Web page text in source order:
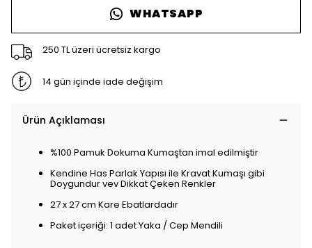
WHATSAPP
250 TL üzeri ücretsiz kargo
14 gün içinde iade değişim
Ürün Açıklaması
%100 Pamuk Dokuma Kumaştan imal edilmiştir
Kendine Has Parlak Yapısı ile Kravat Kumaşı gibi
Doygundur vev Dikkat Çeken Renkler
27 x 27 cm Kare Ebatlardadır
Paket içeriği: 1 adet Yaka / Cep Mendili